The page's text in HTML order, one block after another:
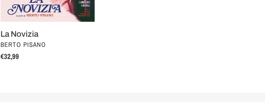
La Novizia
VENDOR
BERTO PISANO
Regular
€32,99